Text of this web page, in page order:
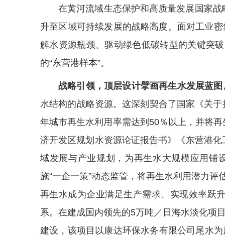
在黄河流域生态保护和高质量发展国家
升至区域可持续发展的战略高度。面对工业
解水资源瓶颈、驱动绿色低碳转型的关键突
的“东营港样本”。
战略引领，顶层设计擘画再生水发展蓝图
水结构的战略资源。这深刻契合了国家《关
年城市再生水利用率需达到50％以上，并将
济开发区规划水资源论证报告书》《东营港
域发展与产业规划，为再生水大规模应用铺
施“一企一策”动态监管，将再生水利用潜力
再生水成为企业满足生产需求、实现效率跃
系。在建成国内领先的5万吨／日海水淡化项
建设，该项目以康达环保水务有限公司尾水